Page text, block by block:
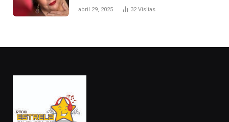
abril 29, 2025 32Visitas